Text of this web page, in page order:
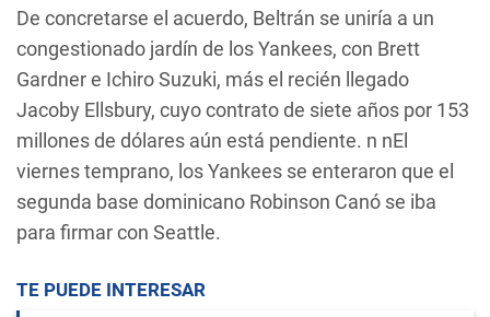
De concretarse el acuerdo, Beltrán se uniría a un
congestionado jardín de los Yankees, con Brett
Gardner e Ichiro Suzuki, más el recién llegado
Jacoby Ellsbury, cuyo contrato de siete años por 153
millones de dólares aún está pendiente. n nEl
viernes temprano, los Yankees se enteraron que el
segunda base dominicano Robinson Canó se iba
para firmar con Seattle.
TE PUEDE INTERESAR